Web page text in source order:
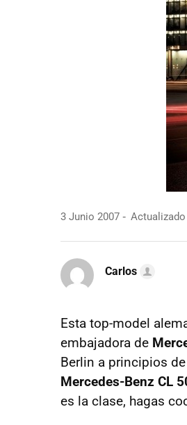
3 Junio 2007
Carlos
Esta top-model
embajadora de
Berlin a principios
Mercedes-Benz CL
es la clase, hagas